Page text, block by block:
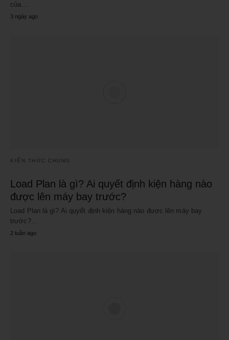
của…
3 ngày ago
KIẾN THỨC CHUNG
Load Plan là gì? Ai quyết định kiện hàng nào
được lên máy bay trước?
Load Plan là gì? Ai quyết định kiện hàng nào được lên máy bay
trước?…
2 tuần ago